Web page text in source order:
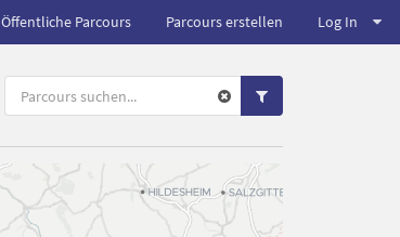
Öffentliche Parcours Parcours erstellen Log In